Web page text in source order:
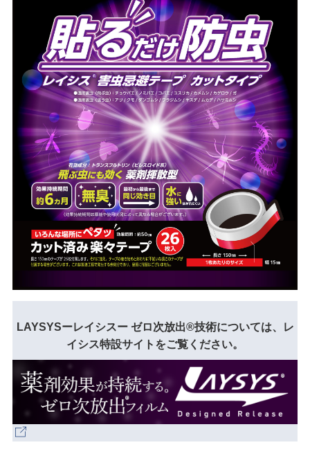
LAYSYSーレイシスー ゼロ次放出®技術については、レ
イシス特設サイトをご覧ください。